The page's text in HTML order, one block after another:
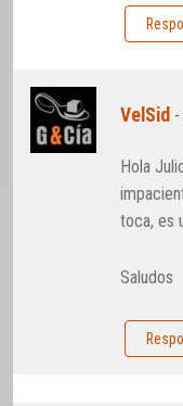
VelSid
Hola
toca, es
Saludos